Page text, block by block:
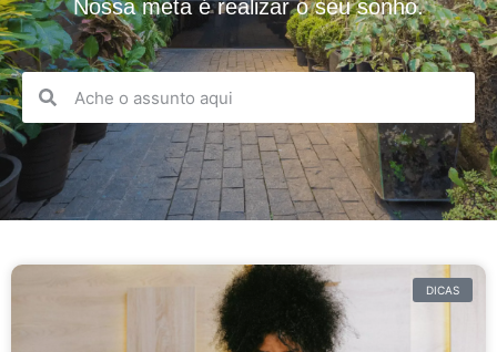
Nossa meta é realizar o seu sonho.
DICAS